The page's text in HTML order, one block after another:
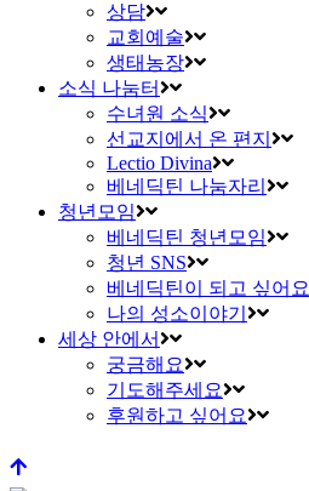
상담
교회예술
생태농장
소식 나눔터
수녀원 소식
선교지에서 온 편지
Lectio Divina
베네딕틴 나눔자리
청년모임
베네딕틴 청년모임
청년 SNS
베네딕틴이 되고 싶어요
나의 성소이야기
세상 안에서
궁금해요
기도해주세요
후원하고 싶어요